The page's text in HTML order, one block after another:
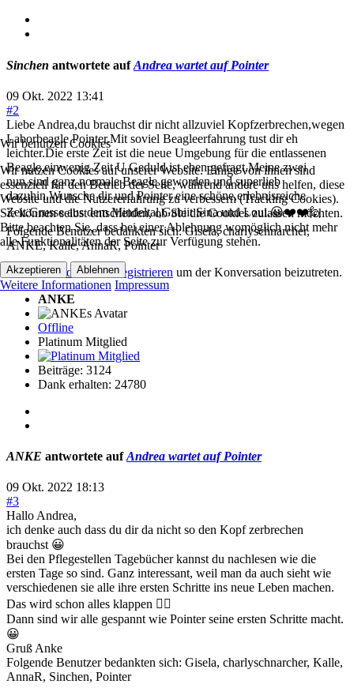
Sinchen antwortete aufAndrea wartet auf Pointer
09 Okt. 2022 13:41
#2
Liebe Andrea,du brauchst dir nicht allzuviel Kopfzerbrechen,wegen
Laborbeagle Pointer.Mit soviel Beagleerfahrung tust dir eh
leichter.Die erste Zeit ist die neue Umgebung für die entlassenen
Beagle,einwenig Zeit U Geduld ist eben gefragt.Meine zwei
nun,sind ganz normale Beagle geworden und superlieb
dazuhin.Wunsche dir und Pointer eine schöne,erlebnisreiche
Zeit.Grusse aus dem Mindeltal,Gabiit Sina und Loui.😀❤️❤️🙋
Folgende Benutzer bedankten sich:Gisela,charlyschnarcher,
ANKE,Kalle,AnnaR, Pointer
BitteAnmeldenoderRegistrieren um der Konversation beizutreten.
ANKE
Offline
Platinum Mitglied
Beiträge: 3124
Dank erhalten: 24780
ANKE antwortete aufAndrea wartet auf Pointer
09 Okt. 2022 18:13
#3
Hallo Andrea,
ich denke auch dass du dir da nicht so den Kopf zerbrechen
brauchst 😀
Bei den Pflegestellen Tagebücher kannst du nachlesen wie die
ersten Tage so sind. Ganz interessant, weil man da auch sieht wie
verschiedenen sie alle ihre ersten Schritte ins neue Leben machen.
Das wird schon alles klappen 👍🏻
Dann sind wir alle gespannt wie Pointer seine ersten Schritte macht.
😀
Gruß Anke
Folgende Benutzer bedankten sich: Gisela, charlyschnarcher, Kalle,
AnnaR, Sinchen, Pointer
Wir benutzen Cookies
Wir nutzen Cookies auf unserer Website. Einige von ihnen sind
essenziell für den Betrieb der Seite, während andere uns helfen, diese
Website und die Nutzererfahrung zu verbessern (Tracking Cookies).
Sie können selbst entscheiden, ob Sie die Cookies zulassen möchten.
Bitte beachten Sie, dass bei einer Ablehnung womöglich nicht mehr
alle Funktionalitäten der Seite zur Verfügung stehen.
Akzeptieren Ablehnen
Weitere Informationen Impressum